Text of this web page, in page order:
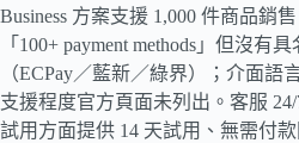
Business 方案支援 1,000 件商品銷
「100+ payment methods」但沒有
（ECPay／藍新／綠界）；介面語
支援程度官方頁面未列出。客服 24/
試用方面提供 14 天試用、無需付款